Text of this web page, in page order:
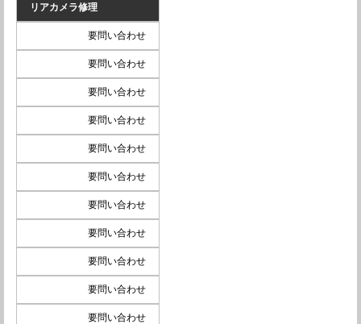
リアカメラ修理
要問い合わせ
要問い合わせ
要問い合わせ
要問い合わせ
要問い合わせ
要問い合わせ
要問い合わせ
要問い合わせ
要問い合わせ
要問い合わせ
要問い合わせ